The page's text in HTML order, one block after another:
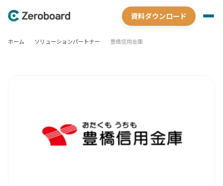
資料ダウンロード
ホーム ソリューションパートナー 豊橋信用金庫